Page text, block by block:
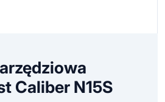
Caliber N15S